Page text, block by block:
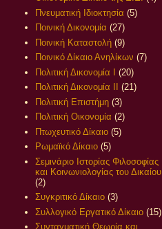
Πνευματική Ιδιοκτησία (5)
Ποινική Δικονομία (27)
Ποινική Καταστολή (9)
Ποινικό Δίκαιο Ανηλίκων (7)
Πολιτική Δικονομία Ι
(20)
Πολιτική Δικονομία ΙΙ
(21)
Πολιτική Επιστήμη (3)
Πολιτική Οικονομία (2)
Πτωχευτικό Δίκαιο (5)
Ρωμαϊκό Δίκαιο (5)
Σεμινάριο Ιστορίας Φιλοσοφίας
και Κοινωνιολογίας του Δικαίου
(2)
Συγκριτικό Δίκαιο (3)
Συλλογικό Εργατικό Δίκαιο (15)
Συνταγματική Θεωρία και